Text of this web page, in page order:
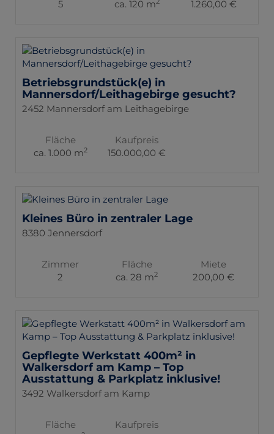
5
ca. 120 m
1.260,00 €
Betriebsgrundstück(e) in
Mannersdorf/Leithagebirge gesucht?
2452 Mannersdorf am Leithagebirge
Fläche
ca. 1.000 m2
Kaufpreis
150.000,00 €
Kleines Büro in zentraler Lage
8380 Jennersdorf
Zimmer
2
Fläche
ca. 28 m2
Miete
200,00 €
Gepflegte Werkstatt 400m² in
Walkersdorf am Kamp – Top
Ausstattung & Parkplatz inklusive!
3492 Walkersdorf am Kamp
Fläche
Kaufpreis